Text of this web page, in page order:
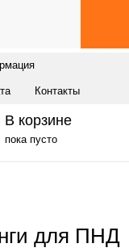
Контакты
В корзине
пока пусто
для ПНД